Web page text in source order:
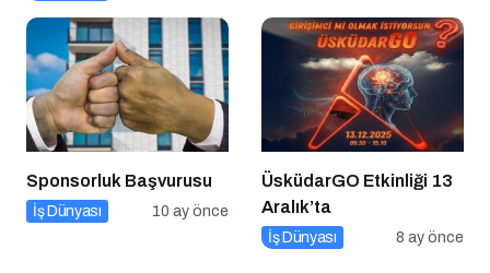
Sponsorluk Başvurusu
İş Dünyası 10 ay önce
ÜsküdarGO Etkinliği 13
Aralık’ta
İş Dünyası 8 ay önce